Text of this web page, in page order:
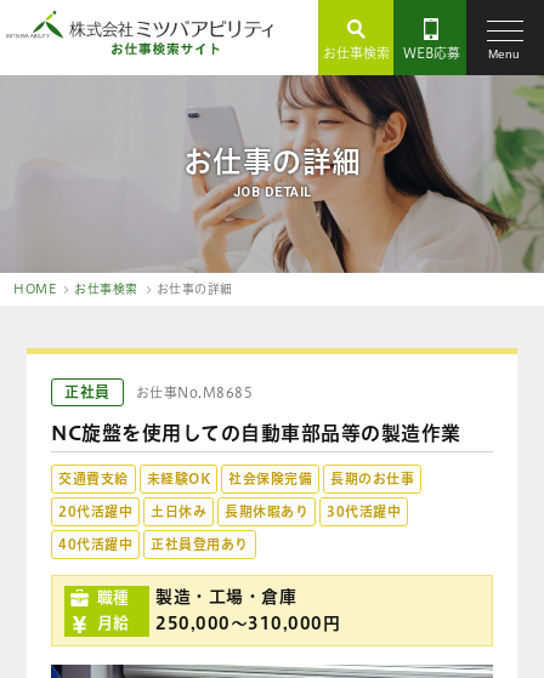
Menu
WEB応募
お仕事検索
お仕事の詳細
JOB DETAIL
HOME お仕事検索 お仕事の詳細
正社員 お仕事No.M8685
NC旋盤を使用しての自動車部品等の製造作業
交通費支給 未経験OK 社会保険完備 長期のお仕事
20代活躍中 土日休み 長期休暇あり 30代活躍中
40代活躍中 正社員登用あり
職種 製造・工場・倉庫
月給 250,000〜310,000円